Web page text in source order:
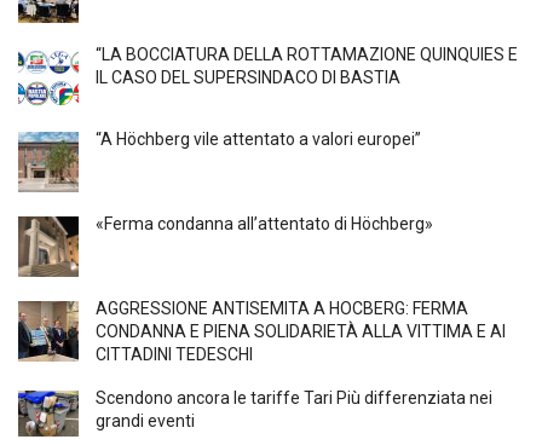
“LA BOCCIATURA DELLA ROTTAMAZIONE QUINQUIES E
IL CASO DEL SUPERSINDACO DI BASTIA
“A Höchberg vile attentato a valori europei”
«Ferma condanna all’attentato di Höchberg»
AGGRESSIONE ANTISEMITA A HÖCBERG: FERMA
CONDANNA E PIENA SOLIDARIETÀ ALLA VITTIMA E AI
CITTADINI TEDESCHI
Scendono ancora le tariffe Tari Più differenziata nei
grandi eventi